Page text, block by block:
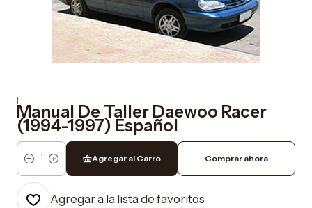
|
Manual De Taller Daewoo Racer
(1994-1997) Español
Cantidad
Agregar al Carro Comprar ahora
Agregar a la lista de favoritos